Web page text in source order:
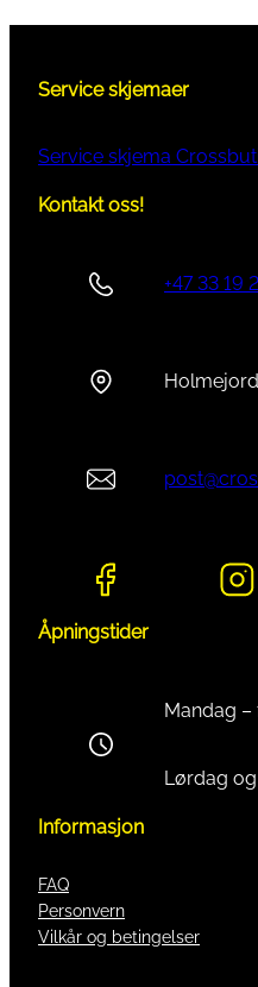
Service skjemaer
Service skjema
Kontakt oss!
+47 33 19
Åpningstider
Mandag
Lørdag
Informasjon
FAQ
Personvern
Vilkår og betingelser